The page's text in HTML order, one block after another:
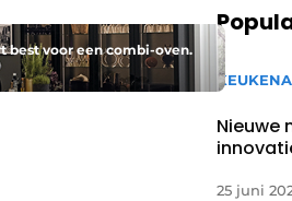
best voor een combi-oven.
Nieuwe
25 juni